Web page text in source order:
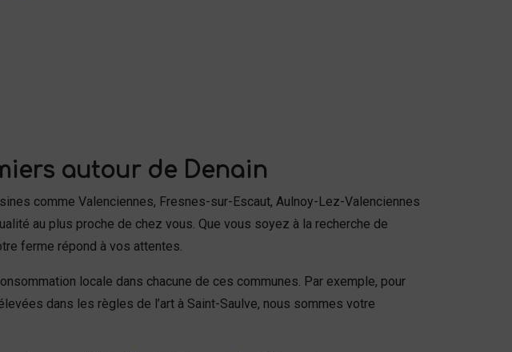
autour de Denain
comme Valenciennes, Fresnes-sur-Escaut, Aulnoy-Lez-Valenciennes
au plus proche de chez vous. Que vous soyez à la recherche de
ferme répond à vos attentes.
locale dans chacune de ces communes. Par exemple, pour
dans les règles de l’art à Saint-Saulve, nous sommes votre